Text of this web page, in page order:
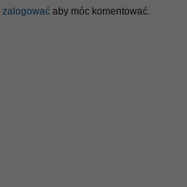
zalogować aby móc komentować.